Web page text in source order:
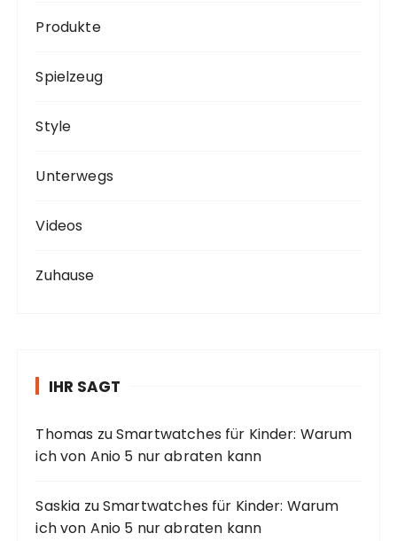
Produkte
Spielzeug
Style
Unterwegs
Videos
Zuhause
IHR SAGT
Thomas zuSmartwatches für Kinder: Warum
ich von Anio 5 nur abraten kann
Saskia zuSmartwatches für Kinder: Warum
ich von Anio 5 nur abraten kann